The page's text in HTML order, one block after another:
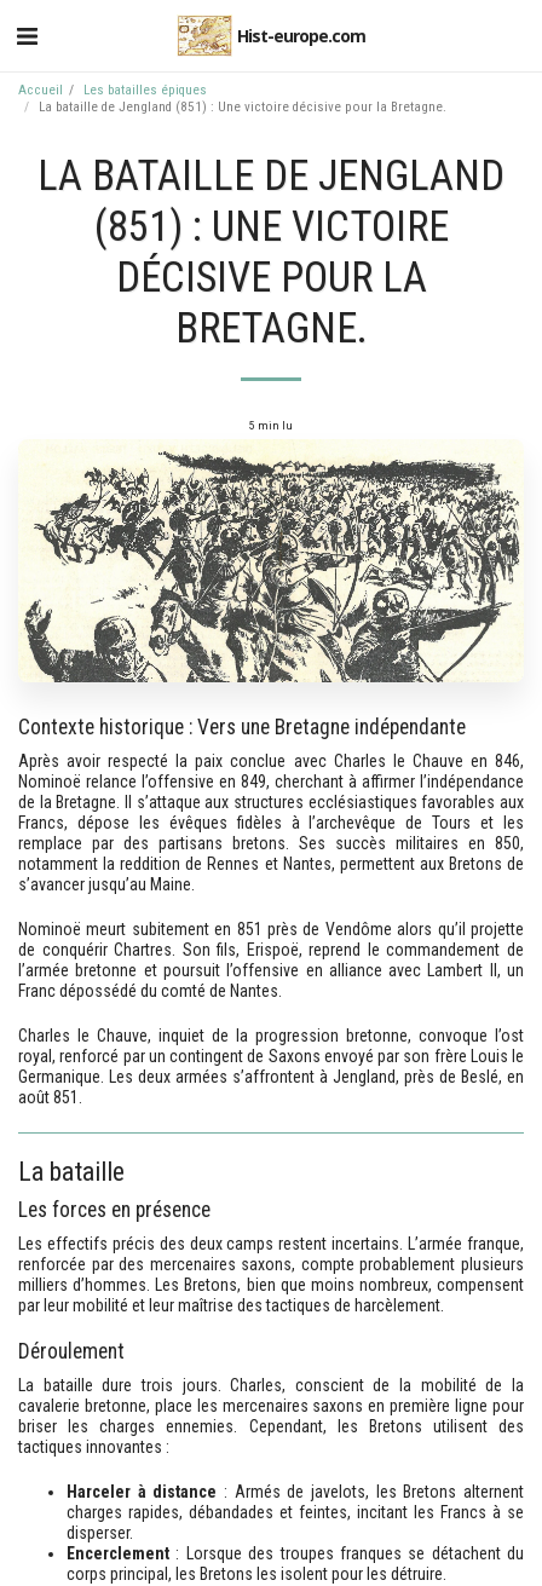
Hist-europe.com
Accueil
Les batailles épiques
La bataille de Jengland (851) : Une victoire décisive pour la Bretagne.
LA BATAILLE DE JENGLAND
(851) : UNE VICTOIRE
DÉCISIVE POUR LA
BRETAGNE.
5 min lu
Contexte historique : Vers une Bretagne indépendante
Après avoir respecté la paix conclue avec Charles le Chauve en 846,
Nominoë relance l’offensive en 849, cherchant à affirmer l’indépendance
de la Bretagne. Il s’attaque aux structures ecclésiastiques favorables aux
Francs, dépose les évêques fidèles à l’archevêque de Tours et les
remplace par des partisans bretons. Ses succès militaires en 850,
notamment la reddition de Rennes et Nantes, permettent aux Bretons de
s’avancer jusqu’au Maine.
Nominoë meurt subitement en 851 près de Vendôme alors qu’il projette
de conquérir Chartres. Son fils, Erispoë, reprend le commandement de
l’armée bretonne et poursuit l’offensive en alliance avec Lambert II, un
Franc dépossédé du comté de Nantes.
Charles le Chauve, inquiet de la progression bretonne, convoque l’ost
royal, renforcé par un contingent de Saxons envoyé par son frère Louis le
Germanique. Les deux armées s’affrontent à Jengland, près de Beslé, en
août 851.
La bataille
Les forces en présence
Les effectifs précis des deux camps restent incertains. L’armée franque,
renforcée par des mercenaires saxons, compte probablement plusieurs
milliers d’hommes. Les Bretons, bien que moins nombreux, compensent
par leur mobilité et leur maîtrise des tactiques de harcèlement.
Déroulement
La bataille dure trois jours. Charles, conscient de la mobilité de la
cavalerie bretonne, place les mercenaires saxons en première ligne pour
briser les charges ennemies. Cependant, les Bretons utilisent des
tactiques innovantes :
Harceler à distance : Armés de javelots, les Bretons alternent
charges rapides, débandades et feintes, incitant les Francs à se
disperser.
Encerclement : Lorsque des troupes franques se détachent du
corps principal, les Bretons les isolent pour les détruire.